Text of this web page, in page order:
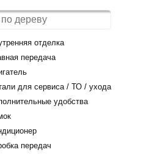
отделка
передача
для сервиса / ТО / ухода
удобства
передач